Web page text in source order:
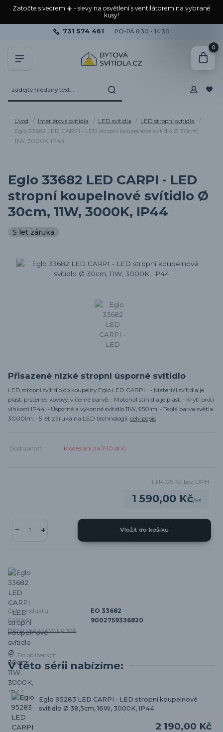
Zatočte s vedrem ☀️ - slevy na osvětlení s ventilátorem na vybrané
kusy!
731 574 461 PO-PÁ 8:30 - 14:30
0
Úvod Interiérová svítidla LED svítidla
LED stropní svítidla
Eglo 33682 LED CARPI - LED stropní koupelnové svítidlo Ø 30cm,
11W, 3000K, IP44
Eglo 33682 LED CARPI - LED
stropní koupelnové svítidlo Ø
30cm, 11W, 3000K, IP44
5 let záruka
Přisazené nízké stropní úsporné svítidlo
LED stropní svítidlo do koupelny Eglo LED CARPI. - Materiál svítidla je
plast, prstenec kovový, v černé barvě. - Materiál stínidla je plast. - Krytí proti
vlhkosti IP44. - Úsporné a výkonné svítidlo 11W, 950lm. - Teplá barva světla
3000lm. - 5 let záruka na LED technologii. celý popis
Dostupnost K odeslání za 7-10 dnů
1 590,00 Kč/ks
1 314,05 Kč bez DPH
Vložit do košíku
Číslo produktu:
EO 33682
EAN kód:
9002759336820
Hlídat cenu / dostupnost
Do oblíbených
V této sérii nabízíme:
Eglo 95283 LED CARPI - LED stropní koupelnové
svítidlo Ø 38,5cm, 16W, 3000K, IP44
2 190,00 Kč